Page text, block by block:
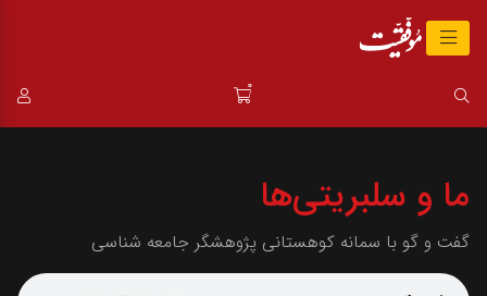
0
ما و سلبریتی‌ها
گفت و گو با سمانه کوهستانی پژوهشگر جامعه شناسی